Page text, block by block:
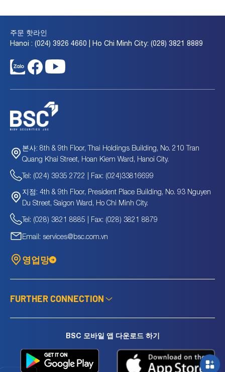
주문 핫라인
Hanoi : (024) 3926 4660 | Ho Chi Minh City: (028) 3821 8889
본사: 8th & 9th Floor, Thai Holdings Building, No. 210 Tran
Quang Khai Street, Hoan Kiem Ward, Hanoi City.
Tel: (024) 3935 2722 | Fax: (024)33816699
지점: 4th & 9th Floor, President Place Building, No. 93 Nguyen
Du Street, Saigon Ward, Ho Chi Minh City.
Tel: (028) 3821 8885 | Fax: (028) 3821 8879
Email: services@bsc.com.vn
영업망
FURTHER CONNECTION
BSC 모바일 앱 다운로드 하기